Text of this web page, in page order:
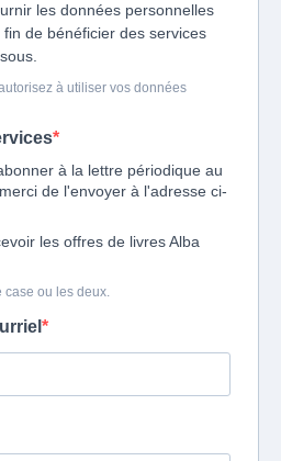
les données personnelles
de bénéficier des services
à utiliser vos données
à la lettre périodique au
de l'envoyer à l'adresse ci-
les offres de livres Alba
case ou les deux.